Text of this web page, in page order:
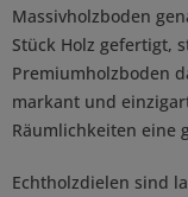
Massivholzboden
Stück Holz gefertigt,
Premiumholzboden
markant und
Räumlichkeiten eine
Echtholzdielen sind